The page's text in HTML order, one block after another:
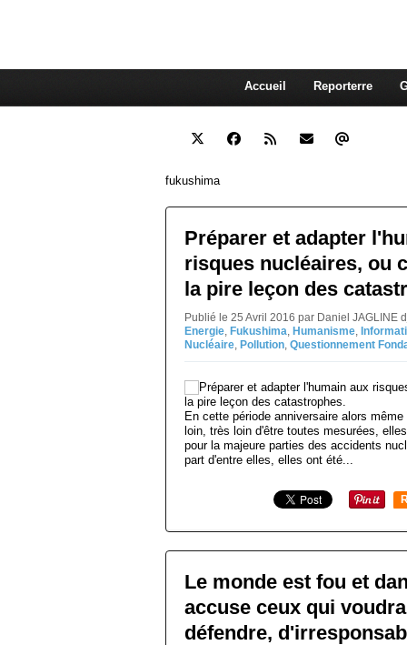
Accueil Reporterre
fukushima
Préparer et adapter
risques nucléaires, ou
la pire leçon des
Publié le 25 Avril 2016 par Daniel JAGLINE
Energie, Fukushima, Humanisme,
Nucléaire, Pollution, Questionnement
En cette période anniversaire alors
loin, très loin d'être toutes mesurées,
pour la majeure parties des accidents
part d'entre elles, elles ont été...
Le monde est fou et
accuse ceux qui
défendre,